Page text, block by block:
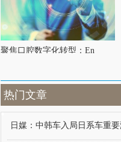
聚焦口腔数字化转型：En
热门文章
日媒：中韩车入局日系车重